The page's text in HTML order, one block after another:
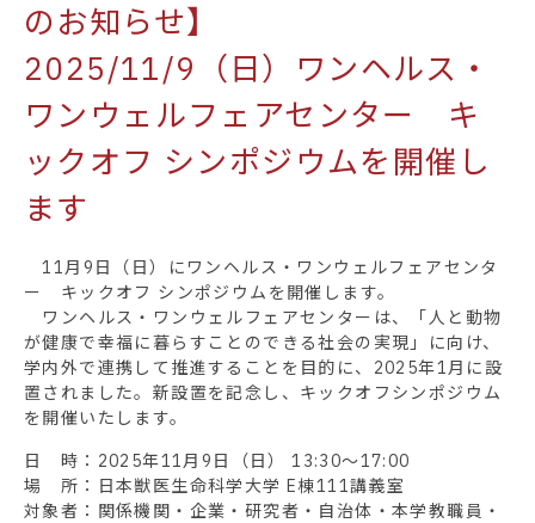
のお知らせ】
2025/11/9（日）ワンヘルス・
ワンウェルフェアセンター キ
ックオフ シンポジウムを開催し
ます
11月9日（日）にワンヘルス・ワンウェルフェアセンタ
ー キックオフ シンポジウムを開催します。
ワンヘルス・ワンウェルフェアセンターは、「人と動物
が健康で幸福に暮らすことのできる社会の実現」に向け、
学内外で連携して推進することを目的に、2025年1月に設
置されました。新設置を記念し、キックオフシンポジウム
を開催いたします。
日 時：2025年11月9日（日） 13:30～17:00
場 所：日本獣医生命科学大学 E棟111講義室
対象者：関係機関・企業・研究者・自治体・本学教職員・